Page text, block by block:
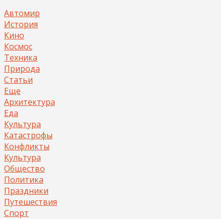
Автомир
История
Кино
Космос
Техника
Природа
Статьи
Еще
Архитектура
Еда
Культура
Катастрофы
Конфликты
Культура
Общество
Политика
Праздники
Путешествия
Спорт